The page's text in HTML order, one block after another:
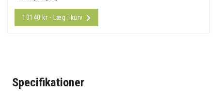
10140 kr - Læg i kurv
Specifikationer